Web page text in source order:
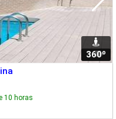
1
360º
10 horas